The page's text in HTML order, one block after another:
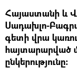
Հայաստանի և
Սադախլո-
գետի վրա
հայտարարված
ընկերությունը։